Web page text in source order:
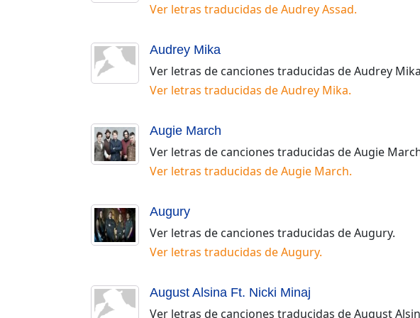
Ver letras traducidas deAudrey Assad.
Audrey Mika
Ver letras de canciones traducidas deAudrey Mika
Ver letras traducidas deAudrey Mika.
Augie March
Ver letras de canciones traducidas deAugie
Ver letras traducidas deAugie March.
Augury
Ver letras de canciones traducidas deAugury.
Ver letras traducidas deAugury.
August Alsina Ft. Nicki Minaj
Ver letras de canciones traducidas deAugust